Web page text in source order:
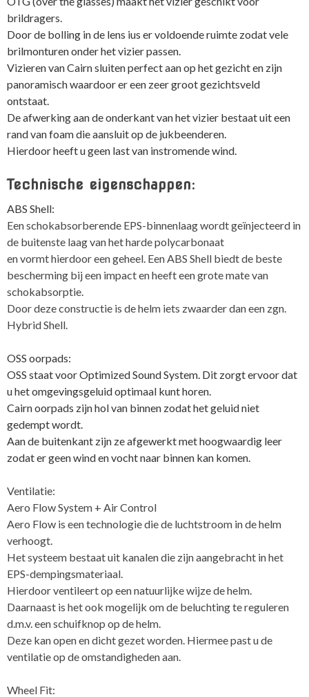
brildragers.
Door de bolling in de lens ius er voldoende ruimte zodat vele
brilmonturen onder het vizier passen.
Vizieren van Cairn sluiten perfect aan op het gezicht en zijn
panoramisch waardoor er een zeer groot gezichtsveld
ontstaat.
De afwerking aan de onderkant van het vizier bestaat uit een
rand van foam die aansluit op de jukbeenderen.
Hierdoor heeft u geen last van instromende wind.
Technische eigenschappen:
ABS Shell:
Een schokabsorberende EPS-binnenlaag wordt geïnjecteerd in
de buitenste laag van het harde polycarbonaat
en vormt hierdoor een geheel. Een ABS Shell biedt de beste
bescherming bij een impact en heeft een grote mate van
schokabsorptie.
Door deze constructie is de helm iets zwaarder dan een zgn.
Hybrid Shell.
OSS oorpads:
OSS staat voor Optimized Sound System. Dit zorgt ervoor dat
u het omgevingsgeluid optimaal kunt horen.
Cairn oorpads zijn hol van binnen zodat het geluid niet
gedempt wordt.
Aan de buitenkant zijn ze afgewerkt met hoogwaardig leer
zodat er geenwind en vocht naar binnen kan komen.
Ventilatie:
Aero Flow System + Air Control
Aero Flow is een technologie die de luchtstroom in de helm
verhoogt.
Het systeem bestaat uit kanalen die zijn aangebracht in het
EPS-dempingsmateriaal.
Hierdoor ventileert op een natuurlijke wijze de helm.
Daarnaast is het ook mogelijk om de beluchting te reguleren
d.m.v. een schuifknop op de helm.
Deze kan open en dicht gezet worden. Hiermee past u de
ventilatie op de omstandigheden aan.
Wheel Fit: